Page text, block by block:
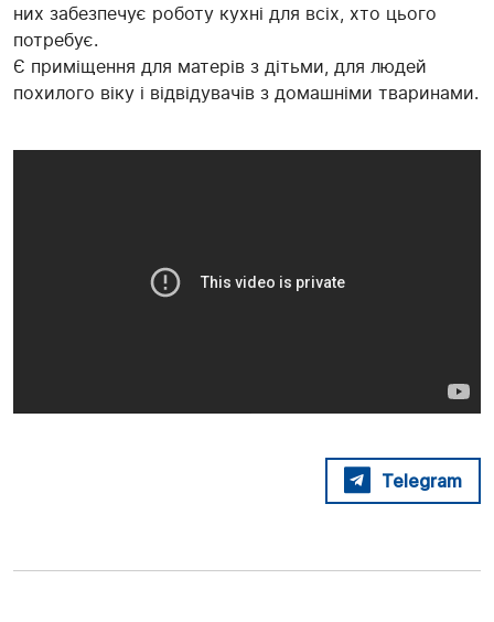
них забезпечує роботу кухні для всіх, хто цього
потребує.
Є приміщення для матерів з дітьми, для людей
похилого віку і відвідувачів з домашніми тваринами.
Telegram